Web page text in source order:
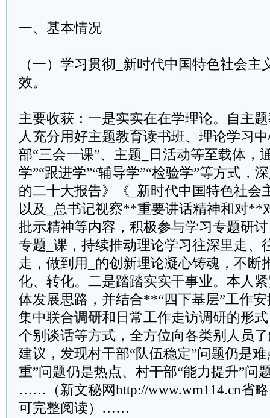
一、基本情况
（一）学习贯彻_新时代中国特色社会主
效。
主要收获：一是实实在在学理论。自主
人充分用好主题教育读书班、理论学习
部“三会一课”、主题_日活动等至载体，
学”“跟进学”“辅导学”“检验学”等方式，
的二十大报告》《_新时代中国特色社会
以及_总书记视察**重要讲话精神和对**
批示精神等内容，积极参与学习专题研
专题_课，持续推动理论学习往深里走、
走，做到用_的创新理论凝心铸魂，不断
化、转化。二是踏踏实实干事业。本人
体发展思路，并结合**“四下基层”工作
集中联合调研和日常工作走访调研的形
个别谈话等方式，全方位向各类别人员
建议，发现村干部“队伍稳定”问题仍是
重”问题仍是热点、村干部“能力提升”问
……（新文秘网http://www.wm114.cn省
可完整阅读）……